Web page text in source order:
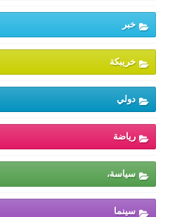
خبر
خريبكة
دولي
رياضة
سياسة،
سينما